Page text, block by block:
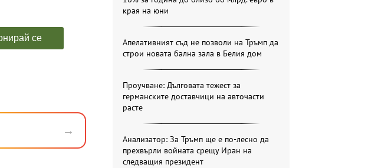
→
края на юни
Апелативният съд не позволи на Тръмп да
строи новата бална зала в Белия дом
Проучване: Дълговата тежест за
германските доставчици на авточасти
расте
Анализатор: За Тръмп ще е по-лесно да
прехвърли войната срещу Иран на
следващия президент